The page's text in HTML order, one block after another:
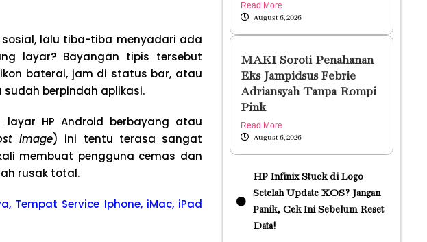
lalu tiba-tiba menyadari ada
layar? Bayangan tipis tersebut
baterai, jam di status bar, atau
berpindah aplikasi.
HP Android berbayang atau
image) ini tentu terasa sangat
membuat pengguna cemas dan
rusak total.
Tempat Service Iphone, iMac, iPad
Read More
August 6, 2026
MAKI Soroti Penahanan
Eks Jampidsus Febrie
Adriansyah Tanpa Rompi
Pink
Read More
August 6, 2026
HP Infinix Stuck di Logo
Setelah Update XOS? Jangan
Panik, Cek Ini Sebelum Reset
Data!